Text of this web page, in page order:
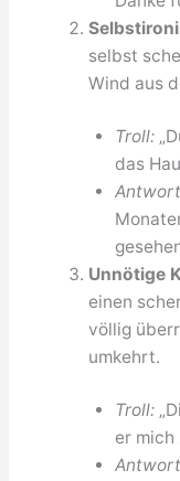
selbst
Wind aus
Troll:
das
Unnötige
einen
völlig
umkehrt.
Troll:
er mich